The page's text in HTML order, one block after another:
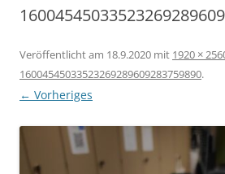
Veröffentlicht am 18.9.2020 mit 1920 ×
16004545033523269289609283759890.
← Vorheriges